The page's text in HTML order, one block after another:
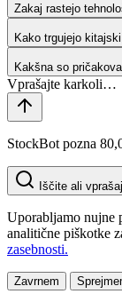
Zakaj rastejo
Kako trgujejo
Kakšna so
StockBot pozna
Iščite ali
Uporabljamo nujne
analitične piškotke
zasebnosti.
Zavrnem